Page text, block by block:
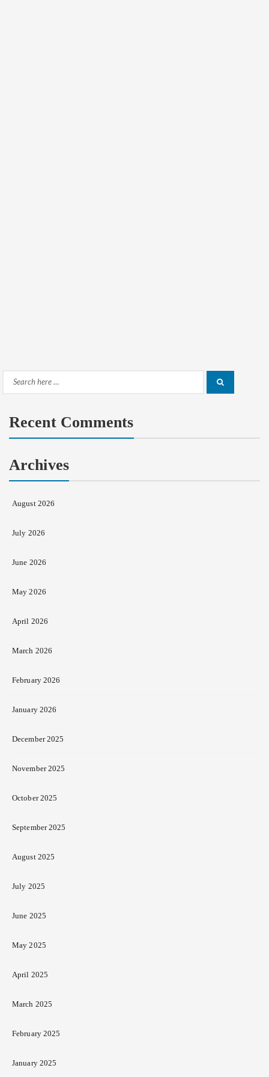
Search
Recent Comments
Archives
August 2026
July 2026
June 2026
May 2026
April 2026
March 2026
February 2026
January 2026
December 2025
November 2025
October 2025
September 2025
August 2025
July 2025
June 2025
May 2025
April 2025
March 2025
February 2025
January 2025